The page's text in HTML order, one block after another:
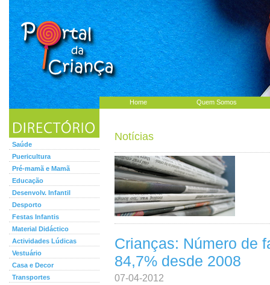
Home Quem Somos
Saúde
Puericultura
Pré-mamã e Mamã
Educação
Desenvolv. Infantil
Desporto
Festas Infantis
Material Didáctico
Actividades Lúdicas
Vestuário
Casa e Decor
Transportes
Notícias
Crianças: Número de
84,7% desde 2008
07-04-2012